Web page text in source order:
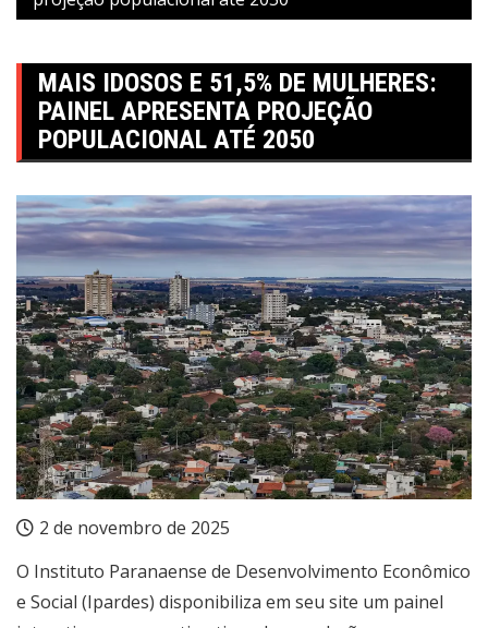
MAIS IDOSOS E 51,5% DE MULHERES:
PAINEL APRESENTA PROJEÇÃO
POPULACIONAL ATÉ 2050
2 de novembro de 2025
O Instituto Paranaense de Desenvolvimento Econômico
e Social (Ipardes) disponibiliza em seu site um painel